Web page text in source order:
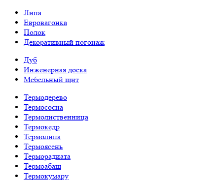
Липа
Евровагонка
Полок
Декоративный погонаж
Дуб
Инженерная доска
Мебельный щит
Термодерево
Термососна
Термолиственница
Термокедр
Термолипа
Термоясень
Терморадиата
Термоабаш
Термокумару